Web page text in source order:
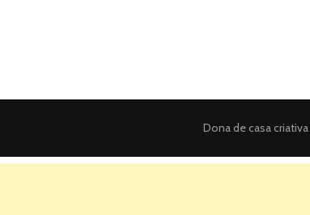
Dona de casa criativa